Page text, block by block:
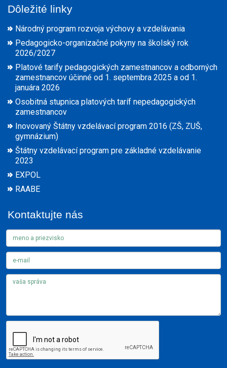
Dôležité linky
Národný program rozvoja výchovy a vzdelávania
Pedagogicko-organizačné pokyny na školský rok
2026/2027
Platové tarify pedagogických zamestnancov a odborných
zamestnancov účinné od 1. septembra 2025 a od 1.
januára 2026
Osobitná stupnica platových taríf nepedagogických
zamestnancov
Inovovaný Štátny vzdelávací program 2016 (ZŠ, ZUŠ,
gymnázium)
Štátny vzdelávací program pre základné vzdelávanie
2023
EXPOL
RAABE
Kontaktujte nás